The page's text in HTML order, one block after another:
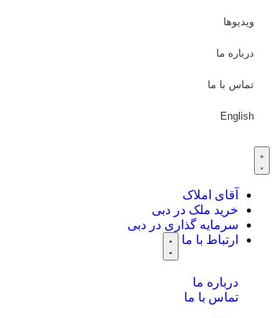
ویدیوها
درباره ما
تماس با ما
English
آقای املاک
خرید ملک در دبی
سرمایه گذاری در دبی
ارتباط با ما
درباره ما
تماس با ما